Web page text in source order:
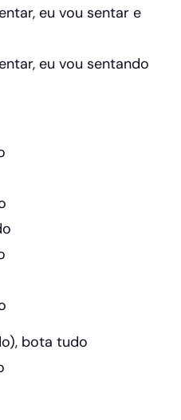
eu vou sentar e
eu vou sentando
bota tudo